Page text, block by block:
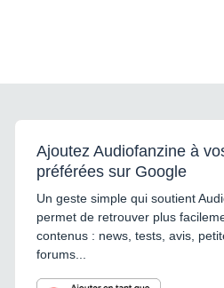
Ajoutez Audiofanzine à
préférées sur Google
Un geste simple qui soutient
permet de retrouver plus
contenus : news, tests, avis,
forums...